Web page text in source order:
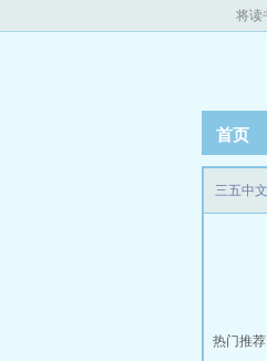
将读
首页
三五中文
热门推荐